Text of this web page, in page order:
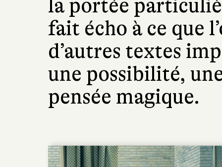
la portée
fait écho à ce que
d’autres textes
une possibilité,
pensée magique.